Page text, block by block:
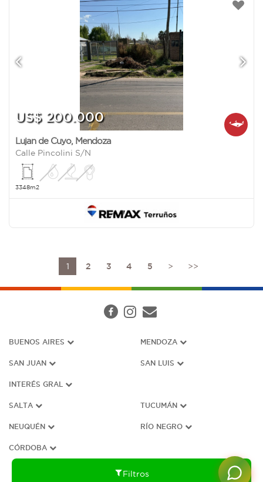
Filtros
US$ 200.000
Lujan de Cuyo, Mendoza
Calle Pincolini S/N
3348m2
1 2 3 4 5 > >>
BUENOS AIRES MENDOZA
SAN JUAN SAN LUIS
INTERÉS GRAL
SALTA TUCUMÁN
NEUQUÉN RÍO NEGRO
CÓRDOBA